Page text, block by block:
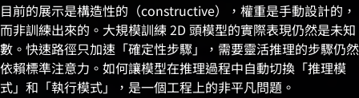
目前的展示是構造性的（constructive），權重是手動設計的，
而非訓練出來的。大規模訓練 2D 頭模型的實際表現仍然是未知
數。快速路徑只加速「確定性步驟」，需要靈活推理的步驟仍然
依賴標準注意力。如何讓模型在推理過程中自動切換「推理模
式」和「執行模式」，是一個工程上的非平凡問題。